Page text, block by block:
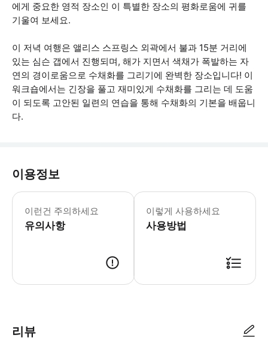
에게 중요한 영적 장소인 이 특별한 장소의 평화로움에 귀를
기울여 보세요.
이 저녁 여행은 앨리스 스프링스 외곽에서 불과 15분 거리에
있는 심슨 갭에서 진행되며, 해가 지면서 색채가 폭발하는 자
연의 경이로움으로 수채화를 그리기에 완벽한 장소입니다! 이
워크숍에서는 긴장을 풀고 재미있게 수채화를 그리는 데 도움
이 되도록 고안된 일련의 연습을 통해 수채화의 기본을 배웁니
다.
이용정보
이런건 주의하세요
유의사항
이 투어는 벤치 스타일의 옆으로 향한
이렇게 사용하세요
사용방법
리뷰